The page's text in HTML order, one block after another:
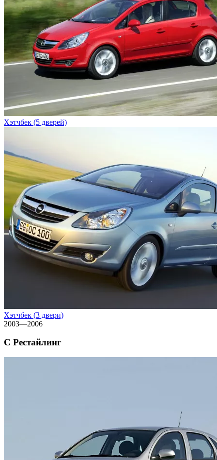
Хэтчбек (5 дверей)
Хэтчбек (3 двери)
2003—2006
C Рестайлинг